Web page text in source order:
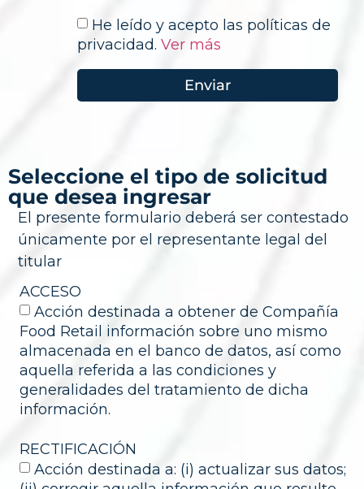
He leído y acepto las políticas de
privacidad. Ver más
Enviar
Seleccione el tipo de solicitud
que desea ingresar​
El presente formulario deberá ser contestado
únicamente por el representante legal del
titular
ACCESO
Acción destinada a obtener de Compañía
Food Retail información sobre uno mismo
almacenada en el banco de datos, así como
aquella referida a las condiciones y
generalidades del tratamiento de dicha
información.
RECTIFICACIÓN
Acción destinada a: (i) actualizar sus datos;